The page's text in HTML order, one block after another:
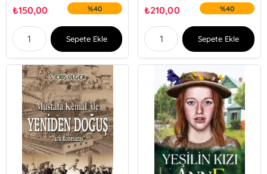
₺150,00 %40
Sepete Ekle
₺210,00 %40
Sepete Ekle